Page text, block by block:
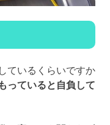
ているくらいですか
っていると自負して